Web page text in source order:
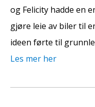
og Felicity hadde en
gjøre leie av biler til
ideen førte til
Les mer her